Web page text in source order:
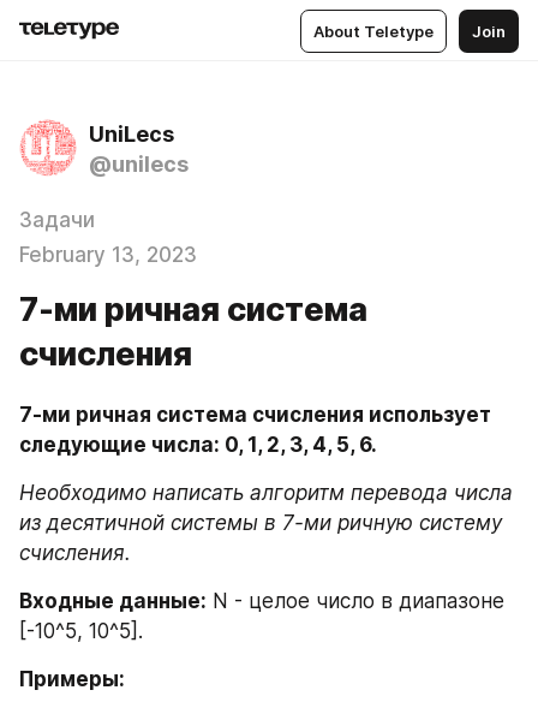
About Teletype Join
UniLecs
@unilecs
Задачи
February 13, 2023
7-ми ричная система
счисления
7-ми ричная система счисления использует
следующие числа: 0, 1, 2, 3, 4, 5, 6.
Необходимо написать алгоритм перевода числа
из десятичной системы в 7-ми ричную систему
счисления.
Входные данные: N - целое число в диапазоне
[-10^5, 10^5].
Примеры: